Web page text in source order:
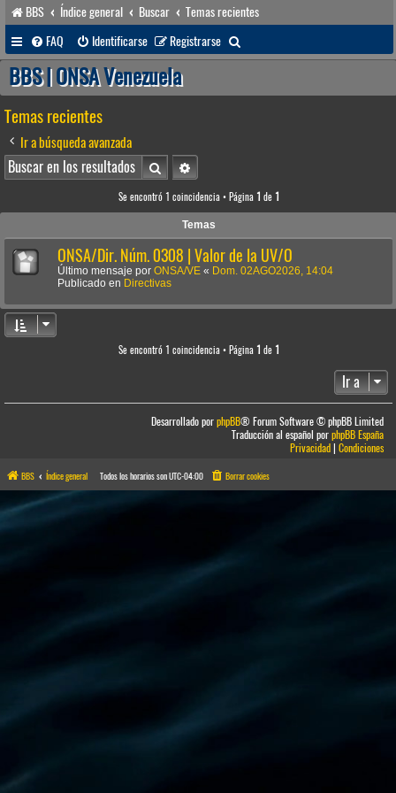
BBS Índice general Buscar
Temas recientes
FAQ
Identificarse Registrarse
u
BBS | ONSA Venezuela
Temas recientes
Ir a búsqueda avanzada
BuscarBúsqueda avanzada
Se encontró 1 coincidencia • Página 1 de 1
Temas
ONSA/Dir. Núm. 0308 | Valor de la UV/O
Último mensaje por ONSA/VE « Dom. 02AGO2026, 14:04
Publicado en Directivas
Se encontró 1 coincidencia • Página 1 de 1
Ir a
Desarrollado porphpBB® Forum Software © phpBB Limited
Traducción al español porphpBB España
Privacidad|Condiciones
BBS Índice general Todos los horarios sonUTC-04:00 Borrar cookies